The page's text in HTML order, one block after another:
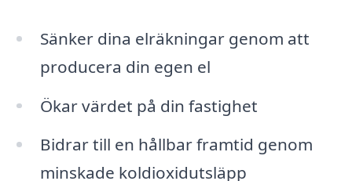
Sänker dina elräkningar genom att
producera din egen el
Ökar värdet på din fastighet
Bidrar till en hållbar framtid genom
minskade koldioxidutsläpp